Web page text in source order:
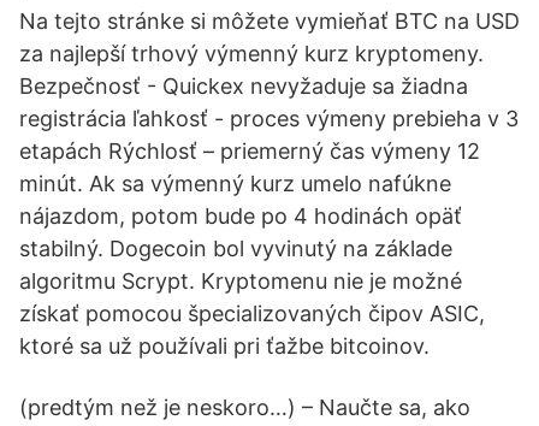
Na tejto stránke si môžete vymieňať BTC na USD
za najlepší trhový výmenný kurz kryptomeny.
Bezpečnosť - Quickex nevyžaduje sa žiadna
registrácia ľahkosť - proces výmeny prebieha v 3
etapách Rýchlosť – priemerný čas výmeny 12
minút. Ak sa výmenný kurz umelo nafúkne
nájazdom, potom bude po 4 hodinách opäť
stabilný. Dogecoin bol vyvinutý na základe
algoritmu Scrypt. Kryptomenu nie je možné
získať pomocou špecializovaných čipov ASIC,
ktoré sa už používali pri ťažbe bitcoinov.
(predtým než je neskoro…) – Naučte sa, ako